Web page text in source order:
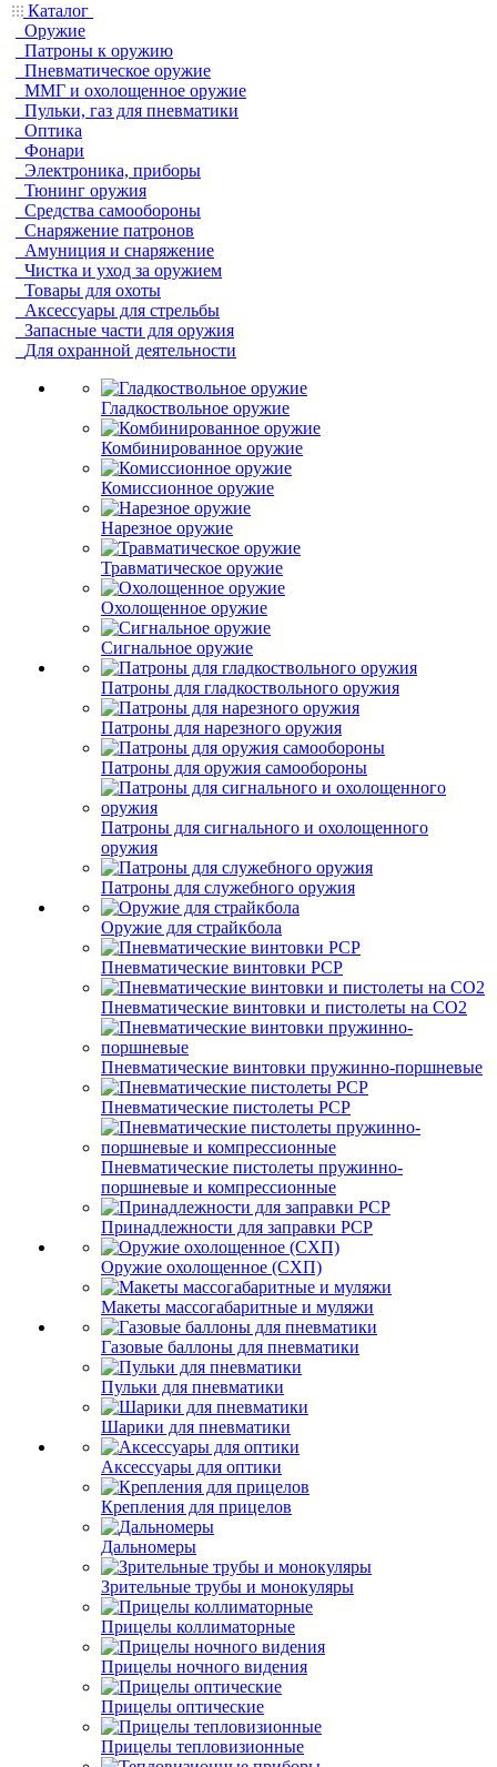
Каталог
Оружие
Патроны к оружию
Пневматическое оружие
ММГ и охолощенное оружие
Пульки, газ для пневматики
Оптика
Фонари
Электроника, приборы
Тюнинг оружия
Средства самообороны
Снаряжение патронов
Амуниция и снаряжение
Чистка и уход за оружием
Товары для охоты
Аксессуары для стрельбы
Запасные части для оружия
Для охранной деятельности
Гладкоствольное оружие
Комбинированное оружие
Комиссионное оружие
Нарезное оружие
Травматическое оружие
Охолощенное оружие
Сигнальное оружие
Патроны для гладкоствольного оружия
Патроны для нарезного оружия
Патроны для оружия самообороны
Патроны для сигнального и охолощенного
оружия
Патроны для служебного оружия
Оружие для страйкбола
Пневматические винтовки PCP
Пневматические винтовки и пистолеты на CO2
Пневматические винтовки пружинно-поршневые
Пневматические пистолеты PCP
Пневматические пистолеты пружинно-
поршневые и компрессионные
Принадлежности для заправки PCP
Оружие охолощенное (СХП)
Макеты массогабаритные и муляжи
Газовые баллоны для пневматики
Пульки для пневматики
Шарики для пневматики
Аксессуары для оптики
Крепления для прицелов
Дальномеры
Зрительные трубы и монокуляры
Прицелы коллиматорные
Прицелы ночного видения
Прицелы оптические
Прицелы тепловизионные